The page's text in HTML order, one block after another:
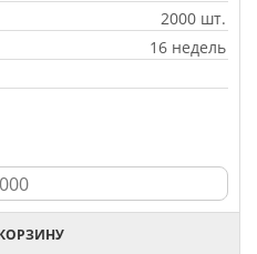
2000 шт.
16 недель